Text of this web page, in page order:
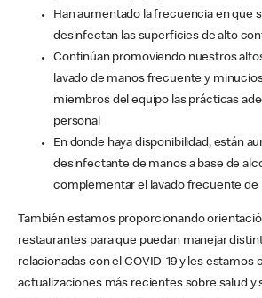
Han aumentado la frecuencia en que
desinfectan las superficies de alto
Continúan promoviendo nuestros
lavado de manos frecuente y
miembros del equipo las prácticas
personal
En donde haya disponibilidad, están
desinfectante de manos a base de
complementar el lavado frecuente de
También estamos proporcionando
restaurantes para que puedan manejar
relacionadas con el COVID-19 y les estamos
actualizaciones más recientes sobre salud y